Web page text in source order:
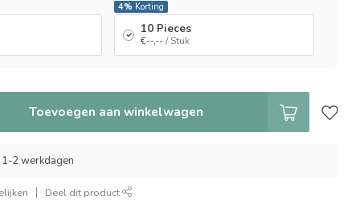
4% Korting
10 Pieces
€--,--/ Stuk
Toevoegen aan winkelwagen
2 werkdagen
Deel dit product